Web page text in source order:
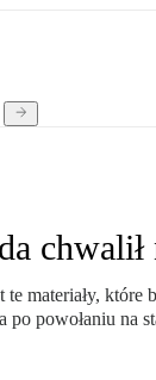
materiały,
po powołaniu